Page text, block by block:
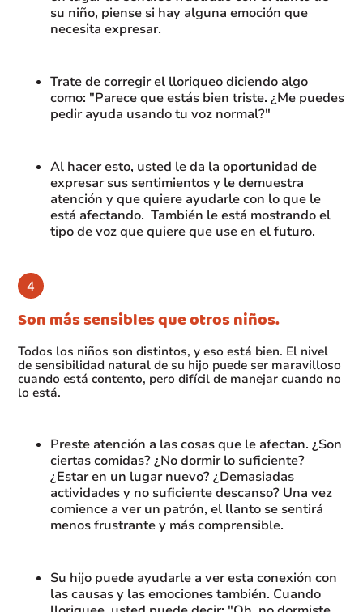
su niño, piense si hay alguna emoción que
necesita expresar.
Trate de corregir el lloriqueo diciendo algo
como: "Parece que estás bien triste. ¿Me puedes
pedir ayuda usando tu voz normal?"
Al hacer esto, usted le da la oportunidad de
expresar sus sentimientos y le demuestra
atención y que quiere ayudarle con lo que le
está afectando. También le está mostrando el
tipo de voz que quiere que use en el futuro.
Son más sensibles que otros niños.
Todos los niños son distintos, y eso está bien. El nivel
de sensibilidad natural de su hijo puede ser maravilloso
cuando está contento, pero difícil de manejar cuando no
lo está.
Preste atención a las cosas que le afectan. ¿Son
ciertas comidas? ¿No dormir lo suficiente?
¿Estar en un lugar nuevo? ¿Demasiadas
actividades y no suficiente descanso? Una vez
comience a ver un patrón, el llanto se sentirá
menos frustrante y más comprensible.
Su hijo puede ayudarle a ver esta conexión con
las causas y las emociones también. Cuando